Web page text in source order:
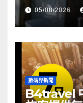
05/08/2026
數碼界新聞
B4travel